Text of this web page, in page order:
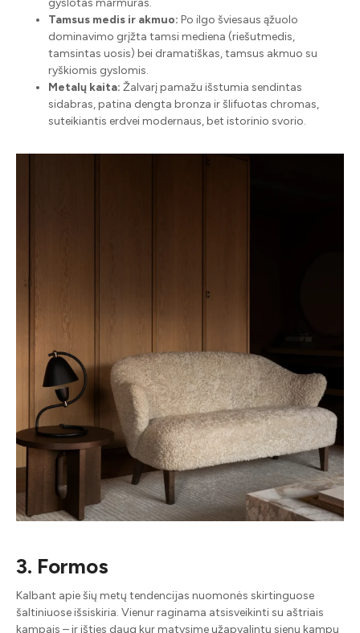
gyslotas marmuras.
Tamsus medis ir akmuo: Po ilgo šviesaus ąžuolo
dominavimo grįžta tamsi mediena (riešutmedis,
tamsintas uosis) bei dramatiškas, tamsus akmuo su
ryškiomis gyslomis.
Metalų kaita: Žalvarį pamažu išstumia sendintas
sidabras, patina dengta bronza ir šlifuotas chromas,
suteikiantis erdvei modernaus, bet istorinio svorio.
3. Formos
Kalbant apie šių metų tendencijas nuomonės skirtinguose
šaltiniuose išsiskiria. Vienur raginama atsisveikinti su aštriais
kampais – ir išties daug kur matysime užapvalintų sienų kampų